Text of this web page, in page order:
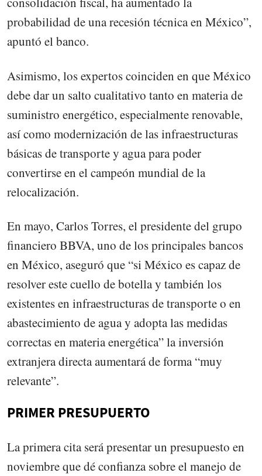
probabilidad de una recesión técnica en México”,
apuntó el banco.
Asimismo, los expertos coinciden en que México
debe dar un salto cualitativo tanto en materia de
suministro energético, especialmente renovable,
así como modernización de las infraestructuras
básicas de transporte y agua para poder
convertirse en el campeón mundial de la
relocalización.
En mayo, Carlos Torres, el presidente del grupo
financiero BBVA, uno de los principales bancos
en México, aseguró que “si México es capaz de
resolver este cuello de botella y también los
existentes en infraestructuras de transporte o en
abastecimiento de agua y adopta las medidas
correctas en materia energética” la inversión
extranjera directa aumentará de forma “muy
relevante”.
PRIMER PRESUPUERTO
La primera cita será presentar un presupuesto en
noviembre que dé confianza sobre el manejo de